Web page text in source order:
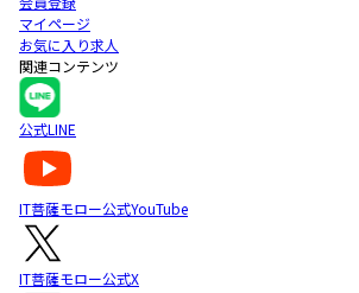
マイページ
お気に入り求人
関連コンテンツ
公式LINE
IT菩薩モロー公式YouTube
IT菩薩モロー公式X